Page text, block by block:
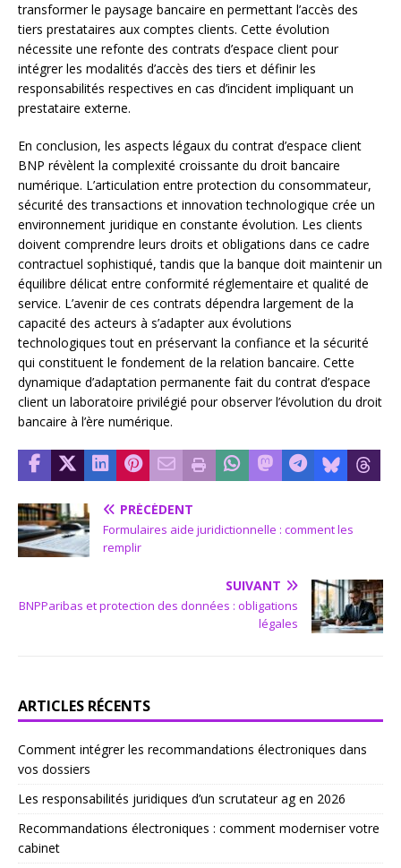
transformer le paysage bancaire en permettant l’accès des
tiers prestataires aux comptes clients. Cette évolution
nécessite une refonte des contrats d’espace client pour
intégrer les modalités d’accès des tiers et définir les
responsabilités respectives en cas d’incident impliquant un
prestataire externe.
En conclusion, les aspects légaux du contrat d’espace client
BNP révèlent la complexité croissante du droit bancaire
numérique. L’articulation entre protection du consommateur,
sécurité des transactions et innovation technologique crée un
environnement juridique en constante évolution. Les clients
doivent comprendre leurs droits et obligations dans ce cadre
contractuel sophistiqué, tandis que la banque doit maintenir un
équilibre délicat entre conformité réglementaire et qualité de
service. L’avenir de ces contrats dépendra largement de la
capacité des acteurs à s’adapter aux évolutions
technologiques tout en préservant la confiance et la sécurité
qui constituent le fondement de la relation bancaire. Cette
dynamique d’adaptation permanente fait du contrat d’espace
client un laboratoire privilégié pour observer l’évolution du droit
bancaire à l’ère numérique.
PRÉCÉDENT
Formulaires aide juridictionnelle : comment les
remplir
SUIVANT
BNPParibas et protection des données : obligations
légales
ARTICLES RÉCENTS
Comment intégrer les recommandations électroniques dans
vos dossiers
Les responsabilités juridiques d’un scrutateur ag en 2026
Recommandations électroniques : comment moderniser votre
cabinet